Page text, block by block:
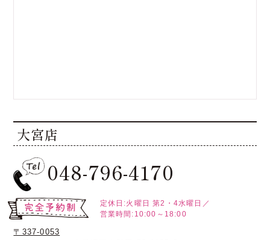
大宮店
048-796-4170
定休日:火曜日 第2・4水曜日／
営業時間:10:00～18:00
〒337-0053